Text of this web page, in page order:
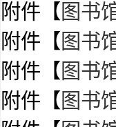
附件【 图书
附件【 图书
附件【 图书
附件【 图书